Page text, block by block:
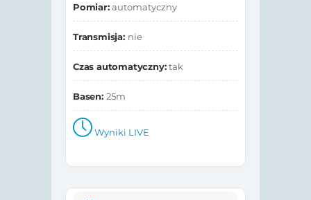
Pomiar:automatyczny
Transmisja: nie
Czas automatyczny:tak
Basen: 25m
Wyniki LIVE